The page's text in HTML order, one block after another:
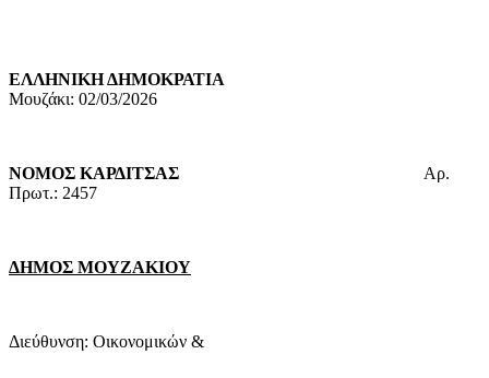
ΕΛΛΗΝΙΚΗ ΔΗΜΟΚΡΑΤΙΑ
Μουζάκι: 02/03/2026
ΝΟΜΟΣ ΚΑΡΔΙΤΣΑΣ
Αρ.
Πρωτ.: 2457
ΔΗΜΟΣ ΜΟΥΖΑΚΙΟΥ
Διεύθυνση: Οικονομικών &